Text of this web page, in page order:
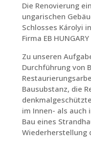
Die Renovierung
ungarischen
Schlosses Károlyi
Firma EB
Zu unseren
Durchführung von
Bausubstanz, die
im Innen- als auch
Bau eines
Wiederherstellung